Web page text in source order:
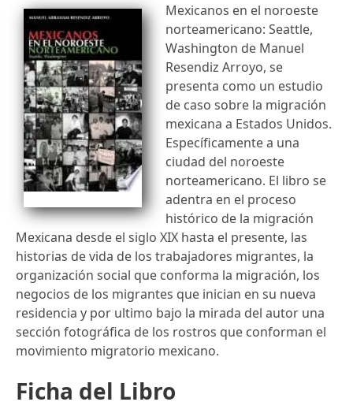
Mexicanos en el noroeste
norteamericano: Seattle,
Washington de Manuel
Resendiz Arroyo, se
presenta como un estudio
de caso sobre la migración
mexicana a Estados Unidos.
Específicamente a una
ciudad del noroeste
norteamericano. El libro se
adentra en el proceso
histórico de la migración
Mexicana desde el siglo XIX hasta el presente, las
historias de vida de los trabajadores migrantes, la
organización social que conforma la migración, los
negocios de los migrantes que inician en su nueva
residencia y por ultimo bajo la mirada del autor una
sección fotográfica de los rostros que conforman el
movimiento migratorio mexicano.
Ficha del Libro